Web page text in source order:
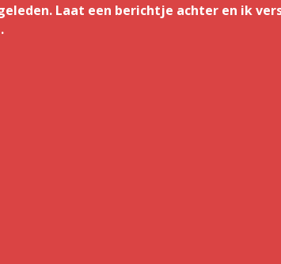
Laat een berichtje achter en ik